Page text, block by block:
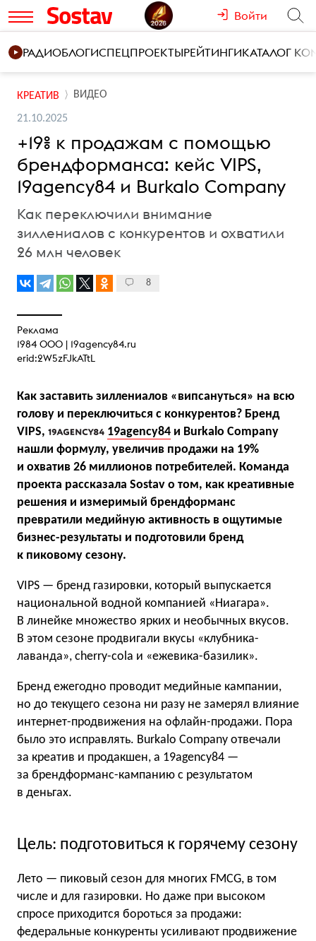
Войти
РАДИОБЛОГИСПЕЦПРОЕКТЫРЕЙТИНГИКАТАЛОГ
КРЕАТИВ ВИДЕО
21.10.2025
+19% к продажам с помощью
брендформанса: кейс VIPS,
19agencу84 и Burkalo Company
Как переключили внимание
зиллениалов с конкурентов и охватили
26 млн человек
8
Реклама
1984 ООО | 19agency84.ru
erid:2W5zFJkATtL
Как заставить зиллениалов «випсануться» на всю
голову и переключиться с конкурентов? Бренд
VIPS,
19agency84 и Burkalo Company
нашли формулу, увеличив продажи на 19%
и охватив 26 миллионов потребителей. Команда
проекта рассказала Sostav о том, как креативные
решения и измеримый брендформанс
превратили медийную активность в ощутимые
бизнес-результаты и подготовили бренд
к пиковому сезону.
VIPS — бренд газировки, который выпускается
национальной водной компанией «Ниагара».
В линейке множество ярких и необычных вкусов.
В этом сезоне продвигали вкусы «клубника-
лаванда», cherry-cola и «ежевика-базилик».
Бренд ежегодно проводит медийные кампании,
но до текущего сезона ни разу не замерял влияние
интернет-продвижения на офлайн-продажи. Пора
было это исправлять. Burkalo Company отвечали
за креатив и продакшен, а 19agencу84 —
за брендформанс-кампанию с результатом
в деньгах.
Цель: подготовиться к горячему сезону
Лето — пиковый сезон для многих FMCG, в том
числе и для газировки. Но даже при высоком
спросе приходится бороться за продажи:
федеральные конкуренты усиливают продвижение